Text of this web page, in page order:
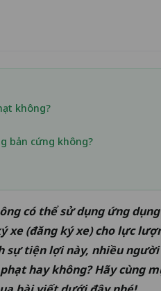
không?
bản cứng không?
có thể sử dụng ứng
(đăng ký xe) cho lực
sự tiện lợi này, nhiều
hay không? Hãy cùng